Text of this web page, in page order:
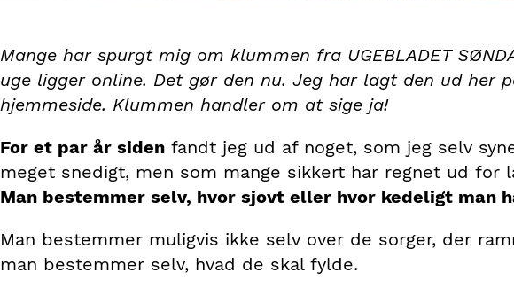
Mange har spurgt mig om klummen fra UGEBLADET
uge ligger online. Det gør den nu. Jeg har lagt den ud her
hjemmeside. Klummen handler om at sige ja!
For et par år siden fandt jeg ud af noget, som jeg selv
meget snedigt, men som mange sikkert har regnet ud for
Man bestemmer selv, hvor sjovt eller hvor kedeligt man
Man bestemmer muligvis ikke selv over de sorger, der
man bestemmer selv, hvad de skal fylde.